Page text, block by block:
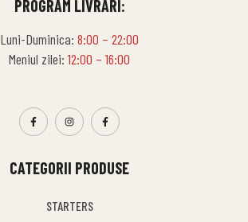
CATEGORII PRODUSE
STARTERS
PROGRAM LIVRARI:
Luni-Duminica: 8:00 – 22:00
Meniul zilei:12:00 – 16:00